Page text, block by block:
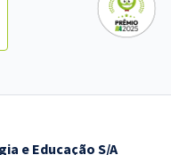
e Educação S/A